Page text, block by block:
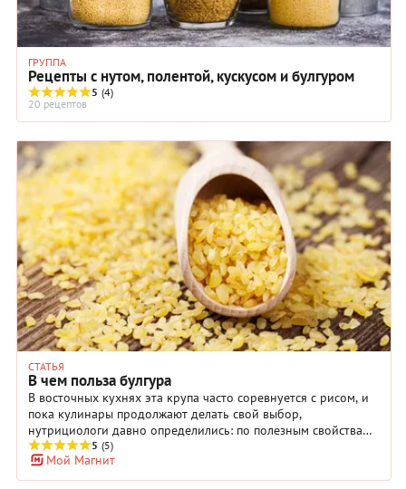
ГРУППА
Рецепты с нутом, полентой, кускусом и булгуром
5 (4)
20 рецептов
СТАТЬЯ
В чем польза булгура
В восточных кухнях эта крупа часто соревнуется с рисом, и
пока кулинары продолжают делать свой выбор,
нутрициологи давно определились: по полезным свойствам
булгуру нет равных. Если для вас золотистая крупа все еще
экзотика, мы постараемся убедить вас в обратном, а также
разберёмся, кому может быть вреден булгур.
5 (5)
Мой Магнит